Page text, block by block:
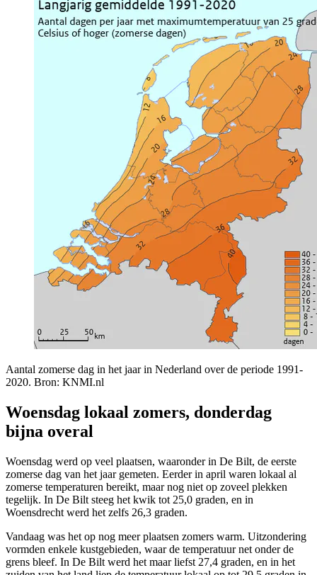
Aantal zomerse dag in het jaar in Nederland over de periode 1991-
2020. Bron: KNMI.nl
Woensdag lokaal zomers, donderdag
bijna overal
Woensdag werd op veel plaatsen, waaronder in De Bilt, de eerste
zomerse dag van het jaar gemeten. Eerder in april waren lokaal al
zomerse temperaturen bereikt, maar nog niet op zoveel plekken
tegelijk. In De Bilt steeg het kwik tot 25,0 graden, en in
Woensdrecht werd het zelfs 26,3 graden.
Vandaag was het op nog meer plaatsen zomers warm. Uitzondering
vormden enkele kustgebieden, waar de temperatuur net onder de
grens bleef. In De Bilt werd het maar liefst 27,4 graden, en in het